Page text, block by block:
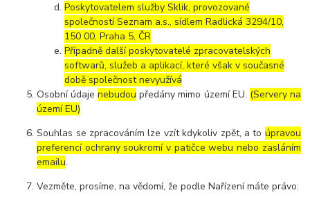
Poskytovatelem služby Sklik, provozované
společností Seznam a.s., sídlem Radlická 3294/10,
150 00, Praha 5, ČR
Případně další poskytovatelé zpracovatelských
softwarů, služeb a aplikací, které však v současné
době společnost nevyužívá
Osobní údajenebudou předány mimo území EU. (Servery na
území EU)
Souhlas se zpracováním lze vzít kdykoliv zpět, a to úpravou
preferencí ochrany soukromí v patičce webu nebo zasláním
emailu.
Vezměte, prosíme, na vědomí, že podle Nařízení máte právo: